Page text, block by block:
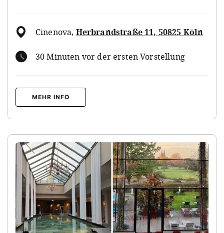
Cinenova, Herbrandstraße 11, 50825 Köln
30 Minuten vor der ersten Vorstellung
MEHR INFO